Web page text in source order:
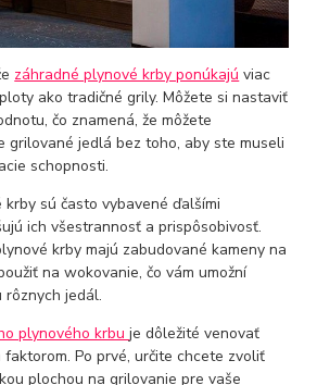
záhradné plynové krby ponúkajú viac
ako tradičné grily. Môžete si nastaviť
čo znamená, že môžete
grilované jedlá bez toho, aby ste museli
schopnosti.
sú často vybavené ďalšími
ich všestrannosť a prispôsobivosť.
krby majú zabudované kameny na
na wokovanie, čo vám umožní
jedál.
plynového krbuje dôležité venovať
Po prvé, určite chcete zvoliť
plochou na grilovanie pre vaše